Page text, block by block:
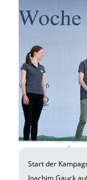
Start der